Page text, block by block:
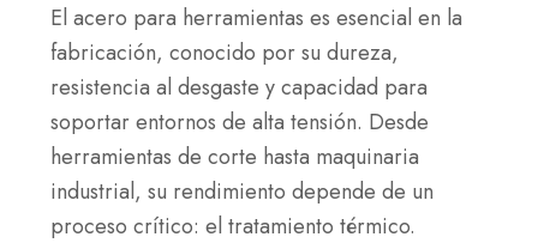
El acero para herramientas es esencial en la
fabricación, conocido por su dureza,
resistencia al desgaste y capacidad para
soportar entornos de alta tensión. Desde
herramientas de corte hasta maquinaria
industrial, su rendimiento depende de un
proceso crítico: el tratamiento térmico.